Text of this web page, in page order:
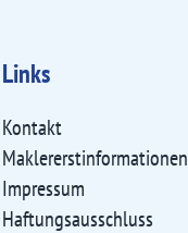
Links
Kontakt
Maklererst­informationen
Impressum
Haftungsausschluss